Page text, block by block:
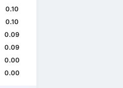
0.10
0.10
0.09
0.09
0.00
0.00